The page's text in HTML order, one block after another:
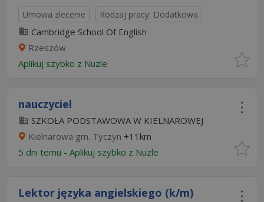
Umowa zlecenie Rodzaj pracy: Dodatkowa
Cambridge School Of English
Rzeszów
Aplikuj szybko z Nuzle
nauczyciel
SZKOŁA PODSTAWOWA W KIELNAROWEJ
Kielnarowa gm. Tyczyn +11km
5 dni temu - Aplikuj szybko z Nuzle
Lektor języka angielskiego (k/m)